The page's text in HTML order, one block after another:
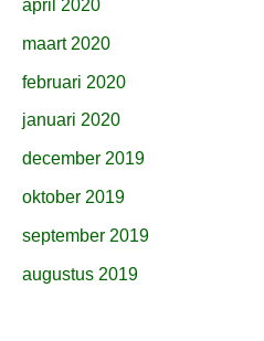
april 2020
maart 2020
februari 2020
januari 2020
december 2019
oktober 2019
september 2019
augustus 2019